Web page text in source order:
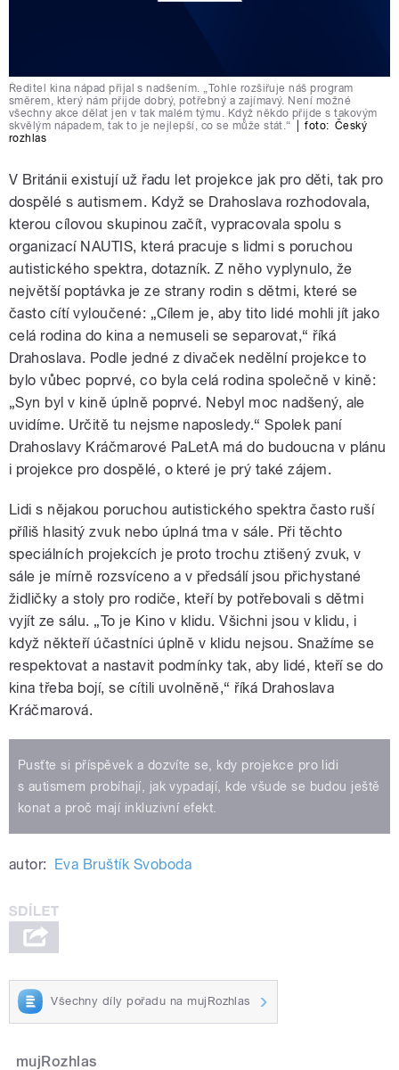
Ředitel kina nápad přijal s nadšením. „Tohle rozšiřuje náš program
směrem, který nám přijde dobrý, potřebný a zajímavý. Není možné
všechny akce dělat jen v tak malém týmu. Když někdo přijde s takovým
skvělým nápadem, tak to je nejlepší, co se může stát.“
foto: Český
rozhlas
V Británii existují už řadu let projekce jak pro děti, tak pro
dospělé s autismem. Když se Drahoslava rozhodovala,
kterou cílovou skupinou začít, vypracovala spolu s
organizací NAUTIS, která pracuje s lidmi s poruchou
autistického spektra, dotazník. Z něho vyplynulo, že
největší poptávka je ze strany rodin s dětmi, které se
často cítí vyloučené: „Cílem je, aby tito lidé mohli jít jako
celá rodina do kina a nemuseli se separovat,“ říká
Drahoslava. Podle jedné z divaček nedělní projekce to
bylo vůbec poprvé, co byla celá rodina společně v kině:
„Syn byl v kině úplně poprvé. Nebyl moc nadšený, ale
uvidíme. Určitě tu nejsme naposledy.“ Spolek paní
Drahoslavy Kráčmarové PaLetA má do budoucna v plánu
i projekce pro dospělé, o které je prý také zájem.
Lidi s nějakou poruchou autistického spektra často ruší
příliš hlasitý zvuk nebo úplná tma v sále. Při těchto
speciálních projekcích je proto trochu ztišený zvuk, v
sále je mírně rozsvíceno a v předsálí jsou přichystané
židličky a stoly pro rodiče, kteří by potřebovali s dětmi
vyjít ze sálu. „To je Kino v klidu. Všichni jsou v klidu, i
když někteří účastníci úplně v klidu nejsou. Snažíme se
respektovat a nastavit podmínky tak, aby lidé, kteří se do
kina třeba bojí, se cítili uvolněně,“ říká Drahoslava
Kráčmarová.
Pusťte si příspěvek a dozvíte se, kdy projekce pro lidi
s autismem probíhají, jak vypadají, kde všude se budou ještě
konat a proč mají inkluzivní efekt.
autor: Eva Bruštík Svoboda
Všechny díly pořadu na mujRozhlas
mujRozhlas